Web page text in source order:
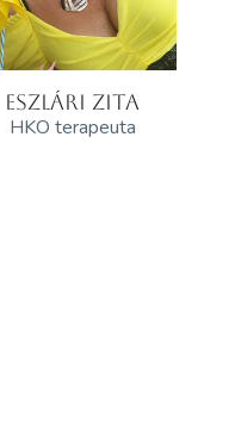
ESZLÁRI ZITA
HKO terapeuta